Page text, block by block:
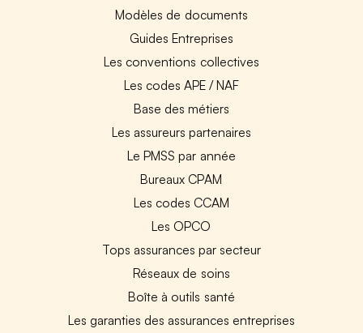
Modèles de documents
Guides Entreprises
Les conventions collectives
Les codes APE / NAF
Base des métiers
Les assureurs partenaires
Le PMSS par année
Bureaux CPAM
Les codes CCAM
Les OPCO
Tops assurances par secteur
Réseaux de soins
Boîte à outils santé
Les garanties des assurances entreprises